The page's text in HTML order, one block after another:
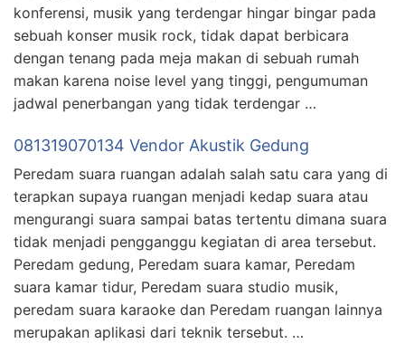
konferensi, musik yang terdengar hingar bingar pada
sebuah konser musik rock, tidak dapat berbicara
dengan tenang pada meja makan di sebuah rumah
makan karena noise level yang tinggi, pengumuman
jadwal penerbangan yang tidak terdengar …
081319070134 Vendor Akustik Gedung
Peredam suara ruangan adalah salah satu cara yang di
terapkan supaya ruangan menjadi kedap suara atau
mengurangi suara sampai batas tertentu dimana suara
tidak menjadi pengganggu kegiatan di area tersebut.
Peredam gedung, Peredam suara kamar, Peredam
suara kamar tidur, Peredam suara studio musik,
peredam suara karaoke dan Peredam ruangan lainnya
merupakan aplikasi dari teknik tersebut. …